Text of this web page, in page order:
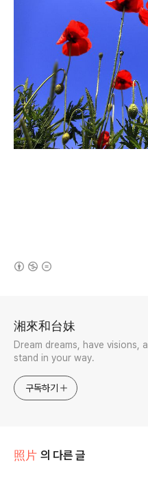
湘來和台妹
Dream dreams, have visions,
stand in your way.
구독하기
照片 의 다른 글